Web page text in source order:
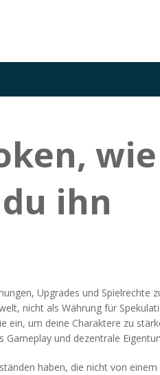
wie
ihn
Upgrades und Spielrechte
nicht als Währung für
um deine Charaktere zu
und dezentrale
haben, die nicht von